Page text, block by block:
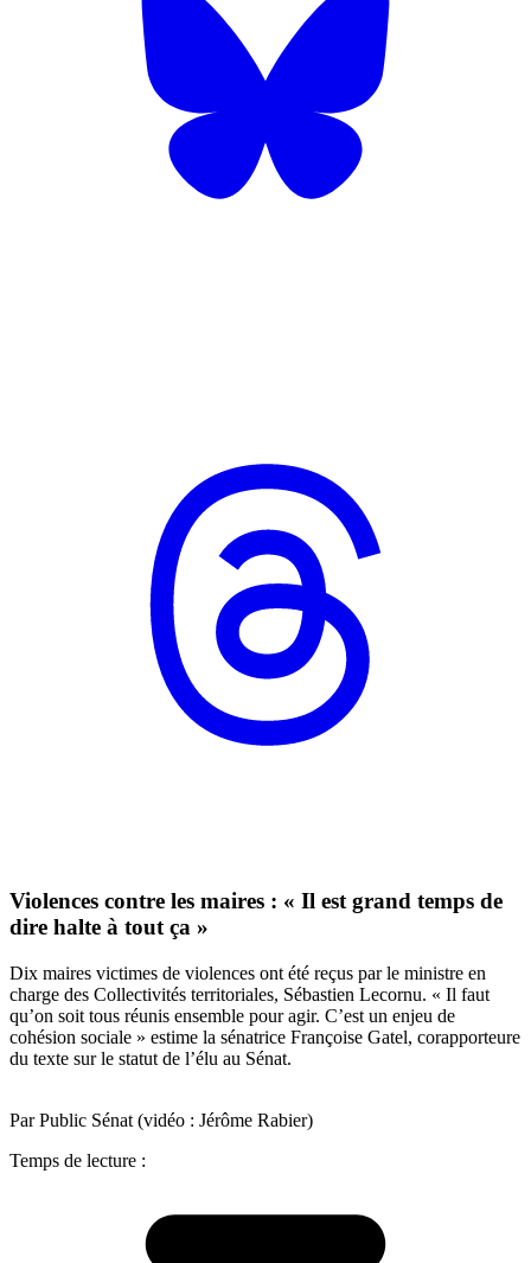
Violences contre les maires : « Il est grand temps de
dire halte à tout ça »
Dix maires victimes de violences ont été reçus par le ministre en
charge des Collectivités territoriales, Sébastien Lecornu. « Il faut
qu’on soit tous réunis ensemble pour agir. C’est un enjeu de
cohésion sociale » estime la sénatrice Françoise Gatel, corapporteure
du texte sur le statut de l’élu au Sénat.
Par Public Sénat (vidéo : Jérôme Rabier)
Temps de lecture :